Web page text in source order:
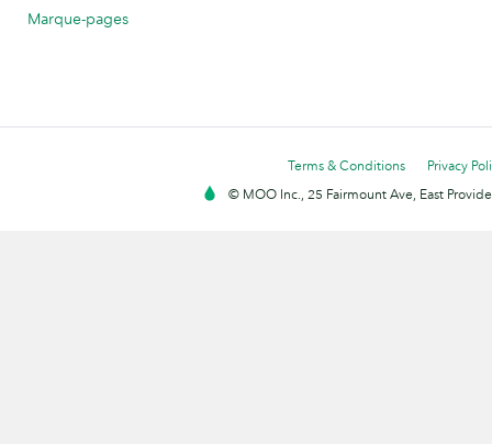
Marque-pages
Terms & Conditions
Privacy
© MOO Inc., 25 Fairmount Ave, East